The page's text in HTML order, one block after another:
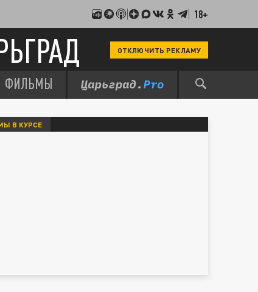
18+
ОТКЛЮЧИТЬ РЕКЛАМУ
ФИЛЬМЫ
В КУРСЕ